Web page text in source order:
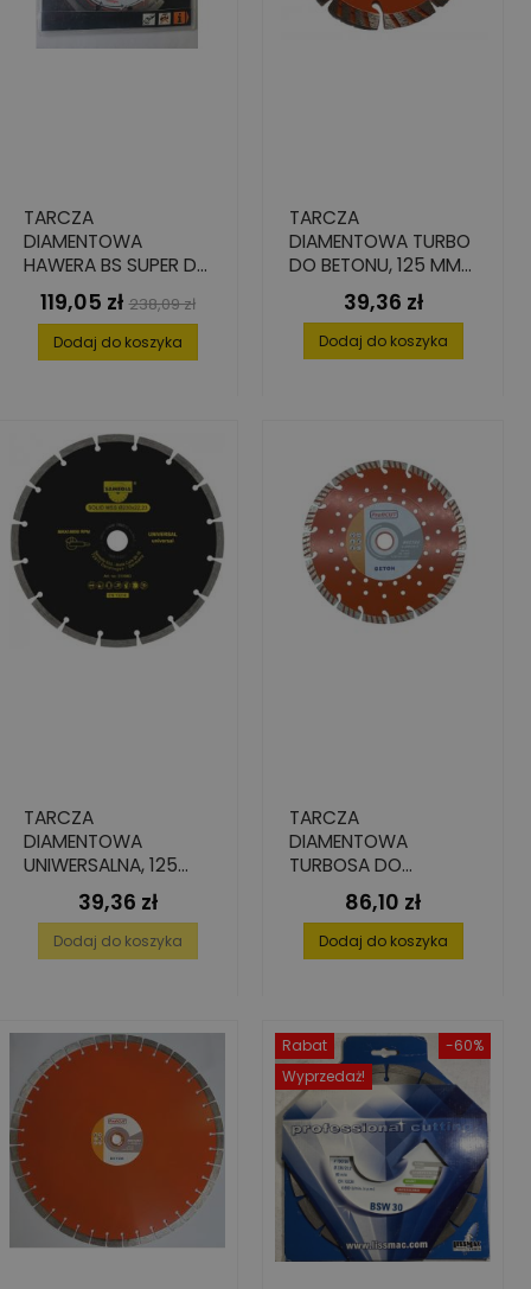
TARCZA
DIAMENTOWA
HAWERA BS SUPER DO
BETONU 115 X 22,2
MM
Cena
119,05 zł Cena
podstawowa
238,09 zł
Dodaj do koszyka
TARCZA
DIAMENTOWA TURBO
DO BETONU, 125 MM
X 22.23 MM
Cena
39,36 zł
Dodaj do koszyka
TARCZA
DIAMENTOWA
UNIWERSALNA, 125
MM X 22,23 MM
Cena
39,36 zł
Dodaj do koszyka
TARCZA
DIAMENTOWA
TURBOSA DO
BETONU, 230 MM X
2.6 MM X 22.2 MM
Cena
86,10 zł
Dodaj do koszyka
-60%
Rabat
Wyprzedaż!